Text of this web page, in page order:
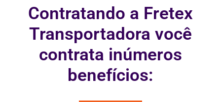
Contratando a Fretex
Transportadora você
contrata inúmeros
benefícios: